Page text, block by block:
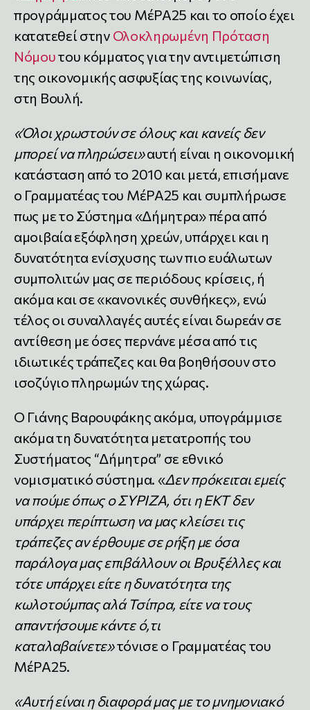
προγράμματος του ΜέΡΑ25 και το οποίο έχει
κατατεθεί στην Ολοκληρωμένη Πρόταση
Νόμουτου κόμματος για την αντιμετώπιση
της οικονομικής ασφυξίας της κοινωνίας,
στη Βουλή.
«Όλοι χρωστούν σε όλους και κανείς δεν
μπορεί να πληρώσει»αυτή είναι η οικονομική
κατάσταση από το 2010 και μετά, επισήμανε
ο Γραμματέας του ΜέΡΑ25 και συμπλήρωσε
πως με το Σύστημα «Δήμητρα» πέρα από
αμοιβαία εξόφληση χρεών, υπάρχει και η
δυνατότητα ενίσχυσης των πιο ευάλωτων
συμπολιτών μας σε περιόδους κρίσεις, ή
ακόμα και σε «κανονικές συνθήκες», ενώ
τέλος οι συναλλαγές αυτές είναι δωρεάν σε
αντίθεση με όσες περνάνε μέσα από τις
ιδιωτικές τράπεζες και θα βοηθήσουν στο
ισοζύγιο πληρωμών της χώρας.
Ο Γιάνης Βαρουφάκης ακόμα, υπογράμμισε
ακόμα τη δυνατότητα μετατροπής του
Συστήματος “Δήμητρα” σε εθνικό
νομισματικό σύστημα. «Δεν πρόκειται εμείς
να πούμε όπως ο ΣΥΡΙΖΑ, ότι η ΕΚΤ δεν
υπάρχει περίπτωση να μας κλείσει τις
τράπεζες αν έρθουμε σε ρήξη με όσα
παράλογα μας επιβάλλουν οι Βρυξέλλες και
τότε υπάρχει είτε η δυνατότητα της
κωλοτούμπας αλά Τσίπρα, είτε να τους
απαντήσουμε κάντε ό,τι
καταλαβαίνετε»τόνισε ο Γραμματέας του
ΜέΡΑ25.
«Αυτή είναι η διαφορά μας με το μνημονιακό